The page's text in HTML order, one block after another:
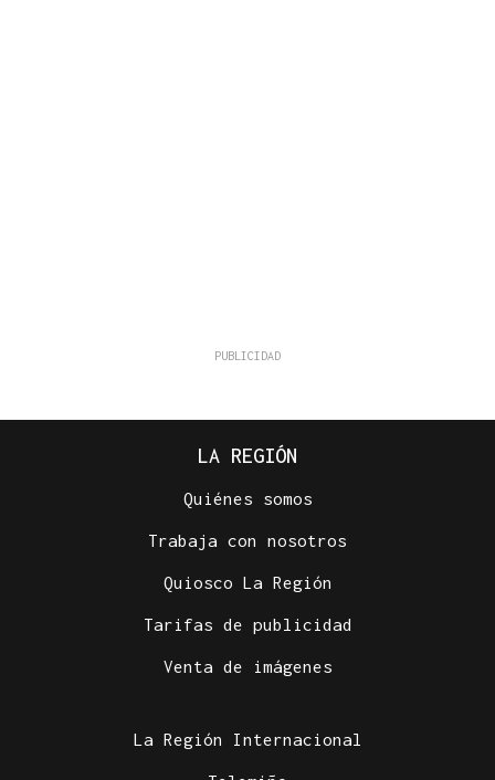
LA REGIÓN
Quiénes somos
Trabaja con nosotros
Quiosco La Región
Tarifas de publicidad
Venta de imágenes
La Región Internacional